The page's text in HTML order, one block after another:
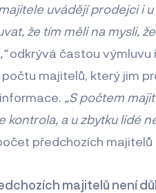
uvádějí prodejci i
že tím měli na mysli,
odkrývá častou výmluvu
majitelů, který jim
„S počtem
kontrola, a u zbytku lidé
předchozích
majitelů není